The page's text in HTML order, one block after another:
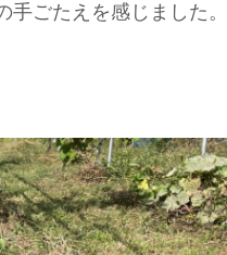
ごたえを感じました。